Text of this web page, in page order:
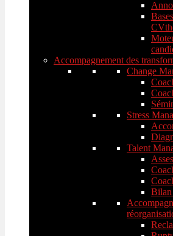
Accompagnement des
Change
Stress
Talent
Bilan